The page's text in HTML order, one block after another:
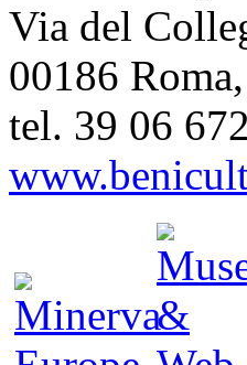
Via del
00186
tel. 39 06